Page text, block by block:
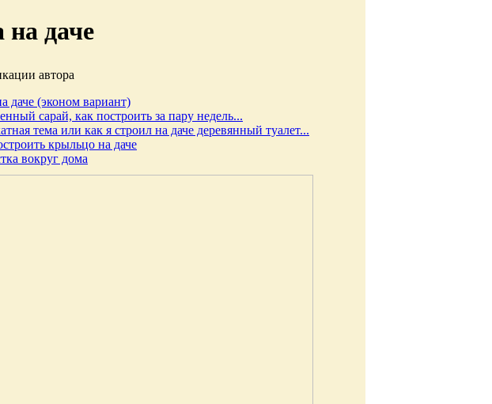
на даче
автора
даче (эконом вариант)
сарай, как построить за пару недель...
тема или как я строил на даче деревянный туалет...
крыльцо на даче
вокруг дома